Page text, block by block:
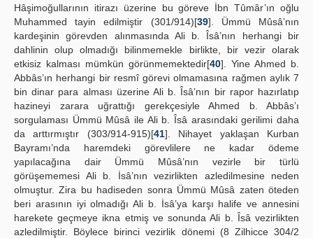
Hâşimoğullarının itirazı üzerine bu göreve İbn Tûmâr’ın oğlu
Muhammed tayin edilmiştir (301/914)[39]. Ümmü Mûsâ’nın
kardeşinin görevden alınmasında Ali b. Îsâ’nın herhangi bir
dahlinin olup olmadığı bilinmemekle birlikte, bir vezir olarak
etkisiz kalması mümkün görünmemektedir[40]. Yine Ahmed b.
Abbâs’ın herhangi bir resmî görevi olmamasına rağmen aylık 7
bin dinar para alması üzerine Ali b. Îsâ’nın bir rapor hazırlatıp
hazineyi zarara uğrattığı gerekçesiyle Ahmed b. Abbâs’ı
sorgulaması Ümmü Mûsâ ile Ali b. Îsâ arasındaki gerilimi daha
da arttırmıştır (303/914-915)[41]. Nihayet yaklaşan Kurban
Bayramı’nda haremdeki görevlilere ne kadar ödeme
yapılacağına dair Ümmü Mûsâ’nın vezirle bir türlü
görüşememesi Ali b. İsâ’nın vezirlikten azledilmesine neden
olmuştur. Zira bu hadiseden sonra Ümmü Mûsâ zaten öteden
beri arasının iyi olmadığı Ali b. İsâ’ya karşı halife ve annesini
harekete geçmeye ikna etmiş ve sonunda Ali b. Îsâ vezirlikten
azledilmiştir. Böylece birinci vezirlik dönemi (8 Zilhicce 304/2